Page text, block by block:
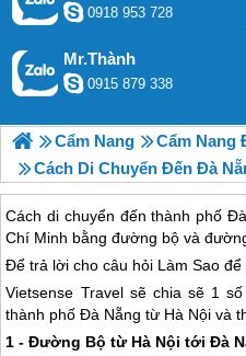
0918 953 728
Mr.Thành
0915 879 338
Cẩm Nang
Cẩm Nang
Cách Di Chuyển Đến Đà
Cách di chuyển đến thành phố
Chí Minh bằng đường bộ và
Để trả lời cho câu hỏi Làm Sao
Vietsense Travel sẽ chia sẽ 1
thành phốĐà Nẵng từ Hà Nội và
1 - Đường Bộ từ Hà Nội tớiĐà